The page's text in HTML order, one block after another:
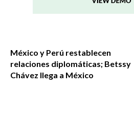
México y Perú restablecen
relaciones diplomáticas; Betssy
Chávez llega a México